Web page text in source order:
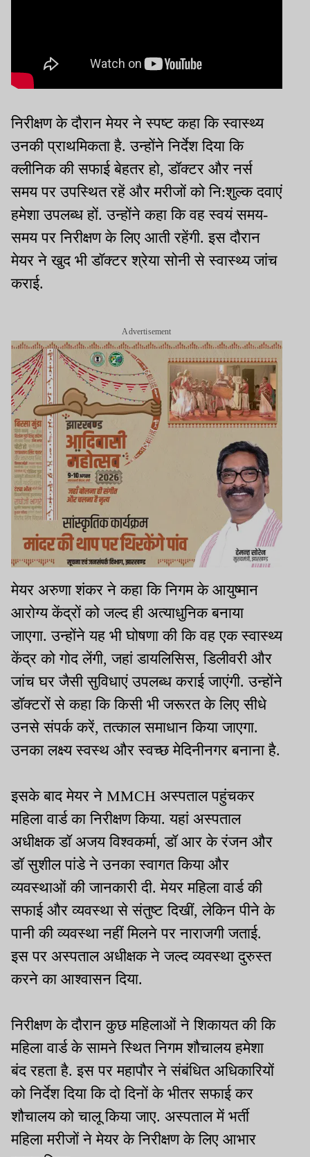
निरीक्षण के दौरान मेयर ने स्पष्ट कहा कि स्वास्थ्य
उनकी प्राथमिकता है. उन्होंने निर्देश दिया कि
क्लीनिक की सफाई बेहतर हो, डॉक्टर और नर्स
समय पर उपस्थित रहें और मरीजों को नि:शुल्क दवाएं
हमेशा उपलब्ध हों. उन्होंने कहा कि वह स्वयं समय-
समय पर निरीक्षण के लिए आती रहेंगी. इस दौरान
मेयर ने खुद भी डॉक्टर श्रेया सोनी से स्वास्थ्य जांच
कराई.
Advertisement
मेयर अरुणा शंकर ने कहा कि निगम के आयुष्मान
आरोग्य केंद्रों को जल्द ही अत्याधुनिक बनाया
जाएगा. उन्होंने यह भी घोषणा की कि वह एक स्वास्थ्य
केंद्र को गोद लेंगी, जहां डायलिसिस, डिलीवरी और
जांच घर जैसी सुविधाएं उपलब्ध कराई जाएंगी. उन्होंने
डॉक्टरों से कहा कि किसी भी जरूरत के लिए सीधे
उनसे संपर्क करें, तत्काल समाधान किया जाएगा.
उनका लक्ष्य स्वस्थ और स्वच्छ मेदिनीनगर बनाना है.
इसके बाद मेयर ने MMCH अस्पताल पहुंचकर
महिला वार्ड का निरीक्षण किया. यहां अस्पताल
अधीक्षक डॉ अजय विश्वकर्मा, डॉ आर के रंजन और
डॉ सुशील पांडे ने उनका स्वागत किया और
व्यवस्थाओं की जानकारी दी. मेयर महिला वार्ड की
सफाई और व्यवस्था से संतुष्ट दिखीं, लेकिन पीने के
पानी की व्यवस्था नहीं मिलने पर नाराजगी जताई.
इस पर अस्पताल अधीक्षक ने जल्द व्यवस्था दुरुस्त
करने का आश्वासन दिया.
निरीक्षण के दौरान कुछ महिलाओं ने शिकायत की कि
महिला वार्ड के सामने स्थित निगम शौचालय हमेशा
बंद रहता है. इस पर महापौर ने संबंधित अधिकारियों
को निर्देश दिया कि दो दिनों के भीतर सफाई कर
शौचालय को चालू किया जाए. अस्पताल में भर्ती
महिला मरीजों ने मेयर के निरीक्षण के लिए आभार